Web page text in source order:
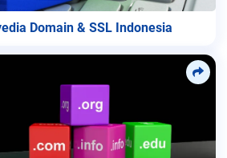
Domain & SSL Indonesia